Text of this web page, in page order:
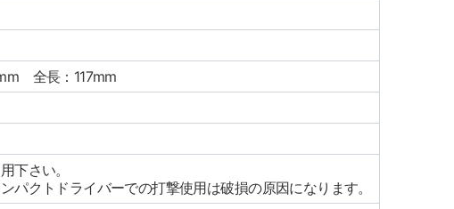
全長：117mm
下さい。
パクトドライバーでの打撃使用は破損の原因になります。